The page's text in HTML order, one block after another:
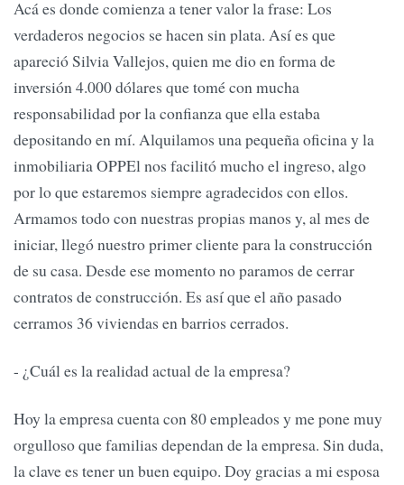
Acá es donde comienza a tener valor la frase: Los
verdaderos negocios se hacen sin plata. Así es que
apareció Silvia Vallejos, quien me dio en forma de
inversión 4.000 dólares que tomé con mucha
responsabilidad por la confianza que ella estaba
depositando en mí. Alquilamos una pequeña oficina y la
inmobiliaria OPPEl nos facilitó mucho el ingreso, algo
por lo que estaremos siempre agradecidos con ellos.
Armamos todo con nuestras propias manos y, al mes de
iniciar, llegó nuestro primer cliente para la construcción
de su casa. Desde ese momento no paramos de cerrar
contratos de construcción. Es así que el año pasado
cerramos 36 viviendas en barrios cerrados.
- ¿Cuál es la realidad actual de la empresa?
Hoy la empresa cuenta con 80 empleados y me pone muy
orgulloso que familias dependan de la empresa. Sin duda,
la clave es tener un buen equipo. Doy gracias a mi esposa